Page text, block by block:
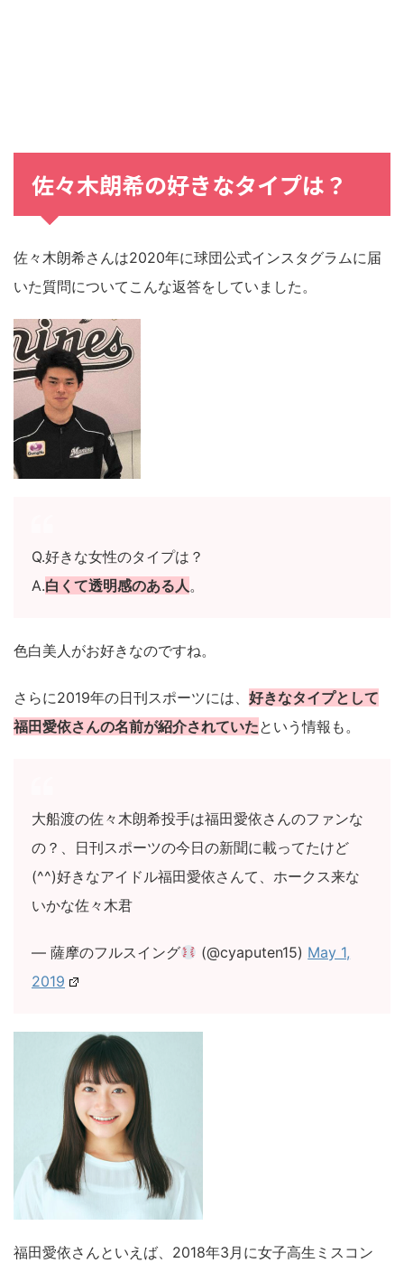
佐々木朗希の好きなタイプは？
佐々木朗希さんは2020年に球団公式インスタグラムに届
いた質問についてこんな返答をしていました。
Q.好きな女性のタイプは？
A.白くて透明感のある人。
色白美人がお好きなのですね。
さらに2019年の日刊スポーツには、 好きなタイプとして
福田愛依さんの名前が紹介されていたという情報も。
大船渡の佐々木朗希投手は福田愛依さんのファンな
の？、日刊スポーツの今日の新聞に載ってたけど
(^^)好きなアイドル福田愛依さんて、ホークス来な
いかな佐々木君
— 薩摩のフルスイング (@cyaputen15) May 1,
2019
福田愛依さんといえば、2018年3月に女子高生ミスコン